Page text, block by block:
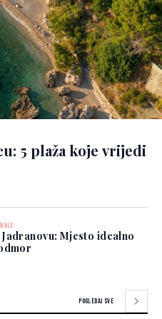
5 plaža koje vrijedi
Jadranovu: Mjesto idealno
POGLEDAJ SVE